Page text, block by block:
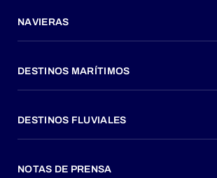
NAVIERAS
DESTINOS MARÍTIMOS
DESTINOS FLUVIALES
NOTAS DE PRENSA